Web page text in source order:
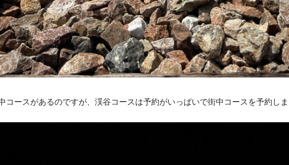
コースがあるのですが、渓谷コースは予約がいっぱいで街中コースを予約し